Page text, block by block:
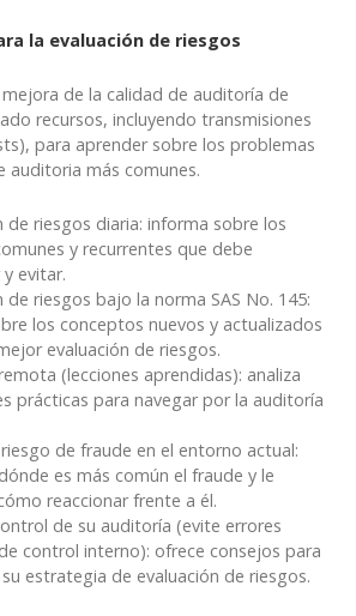
la evaluación de riesgos
de la calidad de auditoría de
recursos, incluyendo transmisiones
para aprender sobre los problemas
auditoria más comunes.
de riesgos diaria: informa sobre los
y recurrentes que debe
evitar.
de riesgos bajo la norma SAS No. 145:
los conceptos nuevos y actualizados
evaluación de riesgos.
(lecciones aprendidas): analiza
prácticas para navegar por la auditoría
de fraude en el entorno actual:
es más común el fraude y le
reaccionar frente a él.
de su auditoría (evite errores
control interno): ofrece consejos para
estrategia de evaluación de riesgos.